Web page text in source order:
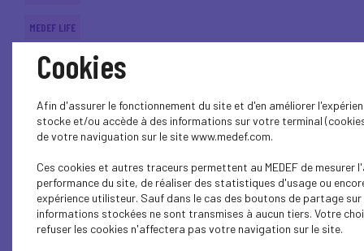
MEDEF LIFE
ECONOMY
ECONOMY
INTERNATIONAL - EUROPE
Cookies
Afin d'assurer le fonctionnement du site et d'en améliorer
stocke et/ou accède à des informations sur votre terminal
de votre naviguation sur le site www.medef.com.
Ces cookies et autres traceurs permettent au MEDEF de mesurer
performance du site, de réaliser des statistiques d'usage ou
expérience utilisteur. Sauf dans le cas des boutons de partage
informations stockées ne sont transmises à aucun tiers. Votre
refuser les cookies n'affectera pas votre navigation sur le site.